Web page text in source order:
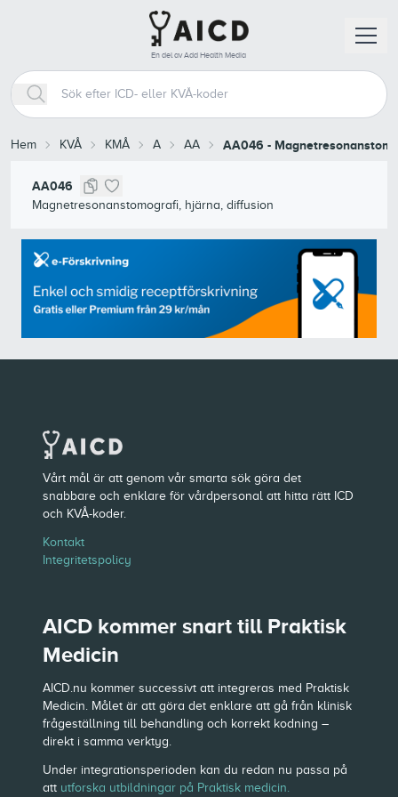
En del av Add Health Media
Hem KVÅ KMÅ A AA AA046 -
AA046
Magnetresonanstomografi, hjärna, diffusion
Vårt mål är att genom vår smarta sök göra det
snabbare och enklare för vårdpersonal att hitta rätt ICD
och KVÅ-koder.
Kontakt
Integritetspolicy
AICD kommer snart till Praktisk
Medicin
AICD.nu kommer successivt att integreras med Praktisk
Medicin. Målet är att göra det enklare att gå från klinisk
frågeställning till behandling och korrekt kodning –
direkt i samma verktyg.
Under integrationsperioden kan du redan nu passa på
att utforska utbildningar på Praktisk medicin.